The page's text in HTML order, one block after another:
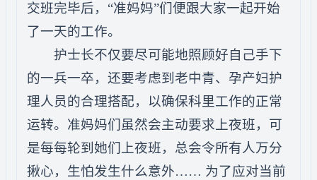
交班完毕后，“准妈妈”们便跟大家一起开始
了一天的工作。
护士长不仅要尽可能地照顾好自己手下
的一兵一卒，还要考虑到老中青、孕产妇护
理人员的合理搭配，以确保科里工作的正常
运转。准妈妈们虽然会主动要求上夜班，可
是每每轮到她们上夜班，总会令所有人万分
揪心，生怕发生什么意外…… 为了应对当前